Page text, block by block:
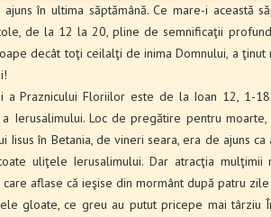
în ultima săptămână. Ce mare-i această
de la 12 la 20, pline de semnificaţii
decât toţi ceilalţi de inima Domnului, a ţinut
a Praznicului Floriilor este de la Ioan 12, 1-
Ierusalimului. Loc de pregătire pentru moarte,
în Betania, de vineri seara, era de ajuns ca
uliţele Ierusalimului. Dar atracţia mulţimii
aflase că ieşise din mormânt după patru
gloate, ce greu au putut pricepe mai târziu